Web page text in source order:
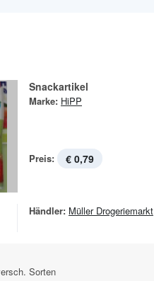
Snackartikel
Marke: HiPP
Preis: € 0,79
Händler: Müller Drogeriemarkt
Sorten